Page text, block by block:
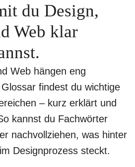
du Design,
Web klar
Web hängen eng
findest du wichtige
– kurz erklärt und
kannst du Fachwörter
nachvollziehen, was hinter
Designprozess steckt.